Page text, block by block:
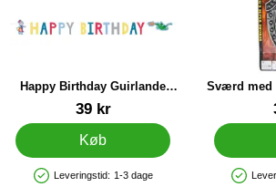
Happy Birthday Guirlande
Knight
39 kr
Køb
Produkttilgængelighed: På lager
Leveringstid: 1-3 dage
Sværd med